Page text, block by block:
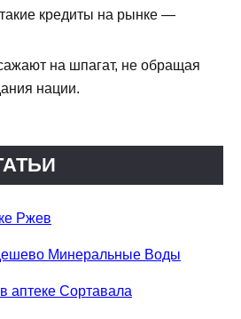
кредиты на рынке —
на шпагат, не обращая
нации.
Ржев
Минеральные Воды
аптеке Сортавала